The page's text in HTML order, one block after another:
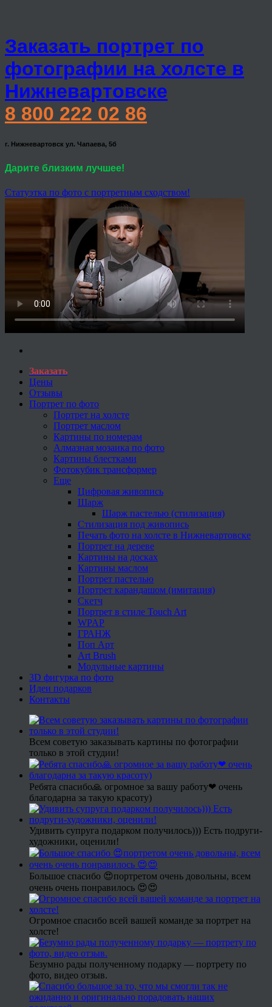
Заказать портрет по
фотографии на холсте в
Нижневартовске
8 800 222 02 86
г. Нижневартовск ул. Чапаева, 5б
Дарите близким лучшее!
Статуэтка по фото с портретным сходством!
Заказать
Цены
Отзывы
Портрет по фото
Портрет на холсте
Портрет маслом
Картины по номерам
Алмазная мозаика по фото
Картины блестками
Фотокубик трансформер
Еще
Цифровая живопись
Шарж
Шарж пастелью (стилизация)
Стилизация под живопись
Печать фото на холсте в Нижневартовске
Портрет на дереве
Картины на досках
Картины маслом
Портрет пастелью
Портрет карандашом (имитация)
Скетч
Портрет в стиле Touch Art
WPAP
ГРАНЖ
Поп Арт
Art Brush
Модульные картины
3D фигурка по фото
Идеи подарков
Контакты
Всем советую заказывать картины по фотографии
только в этой студии!
Ребята спасибо🙏 огромное за вашу работу❤ очень
благодарна за такую красоту)
Удивить супруга подарком получилось))) Есть подруги-
художники, оценили!
Большое спасибо 😍портретом очень довольны, всем
очень очень понравилось 😍😍
Огромное спасибо всей вашей команде за портрет на
холсте!
Безумно рады полученному подарку — портрету по
фото, видео отзыв.